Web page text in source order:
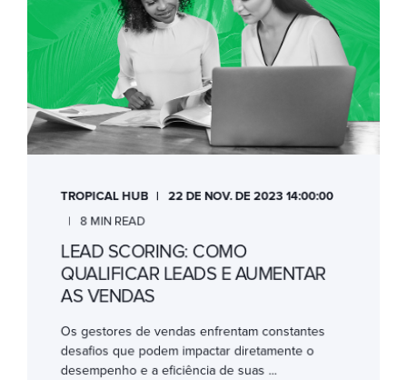
TROPICAL HUB
22 DE NOV. DE 2023 14:00:00
8 MIN READ
LEAD SCORING: COMO
QUALIFICAR LEADS E AUMENTAR
AS VENDAS
Os gestores de vendas enfrentam constantes
desafios que podem impactar diretamente o
desempenho e a eficiência de suas ...